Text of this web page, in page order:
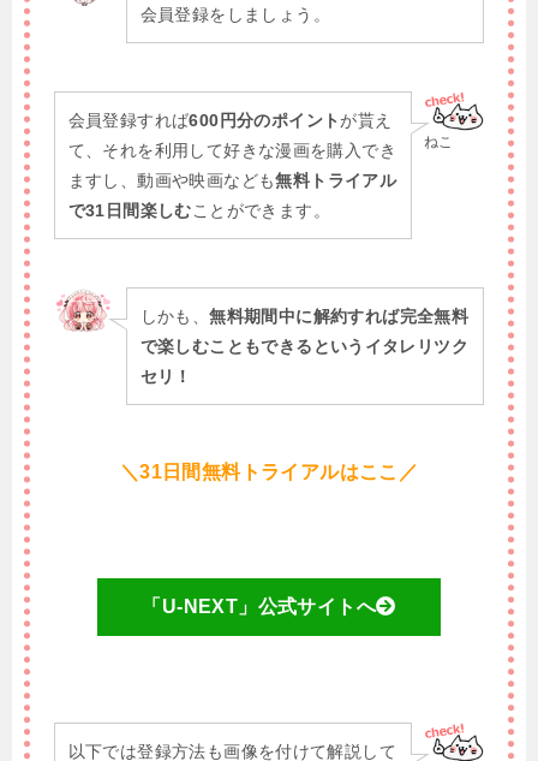
会員登録をしましょう。
ねこ
会員登録すれば600円分のポイント が貰え
て、それを利用して好きな漫画を購入でき
ますし、動画や映画なども無料トライアル
で31日間楽しむことができます。
しかも、無料期間中に解約すれば完全無料
で楽しむこともできるというイタレリツク
セリ！
＼31日間無料トライアルはここ／
「U-NEXT」公式サイトへ
以下では登録方法も画像を付けて解説して